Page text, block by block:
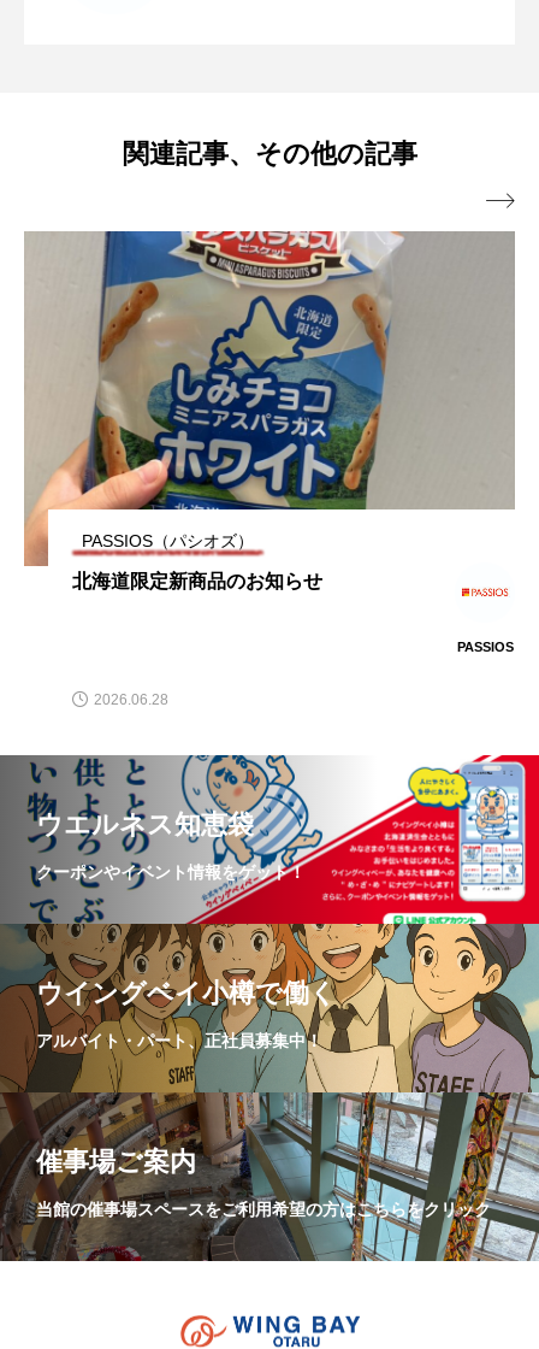
2026.07.11 ゴールデンカムイコラボ缶発売！
2026.06.28 シマエナガの商品入荷！
2026.06.28 夏向け新商品
2026.06.28 北海道限定新商品のお知らせ
2026.06.19 まゆまゆ。販売会のお知らせ
2026.05.23 北海道の少女ハイジ
関連記事、その他の記事
PASSIOS（パシオズ）
北海道限定新商品のお知らせ
PASSIOS
2026.06.28

ウエルネス知恵袋
クーポンやイベント情報をゲット！
ウイングベイ小樽で働く
アルバイト・パート、正社員募集中！
催事場ご案内
当館の催事場スペースをご利用希望の方はこちらをクリック